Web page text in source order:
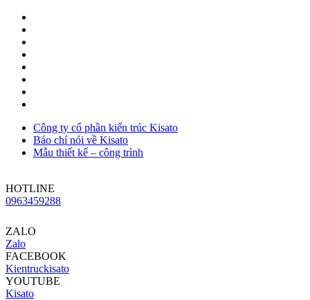
Công ty cổ phần kiến trúc Kisato
Báo chí nói về Kisato
Mẫu thiết kế – công trình
HOTLINE
0963459288
ZALO
Zalo
FACEBOOK
Kientruckisato
YOUTUBE
Kisato